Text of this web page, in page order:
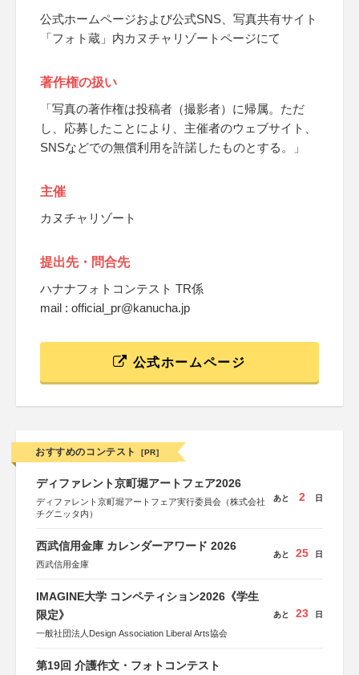
公式ホームページおよび公式SNS、写真共有サイト
「フォト蔵」内カヌチャリゾートページにて
著作権の扱い
「写真の著作権は投稿者（撮影者）に帰属。ただ
し、応募したことにより、主催者のウェブサイト、
SNSなどでの無償利用を許諾したものとする。」
主催
カヌチャリゾート
提出先・問合先
ハナナフォトコンテスト TR係
mail : official_pr@kanucha.jp
公式ホームページ
おすすめのコンテスト [PR]
ディファレント京町堀アートフェア2026
ディファレント京町堀アートフェア実行委員会（株式会社
チグニッタ内）
あと 2 日
西武信用金庫 カレンダーアワード 2026
西武信用金庫
あと 25 日
IMAGINE大学 コンペティション2026《学生
限定》
一般社団法人Design Association Liberal Arts協会
あと 23 日
第19回 介護作文・フォトコンテスト